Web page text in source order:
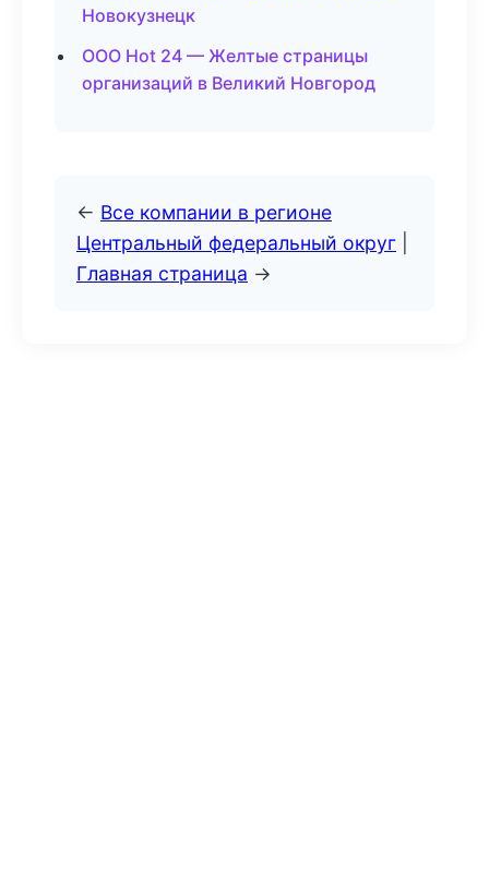
Новокузнецк
ООО Hot 24 — Желтые страницы
организаций в Великий Новгород
← Все компании в регионе
Центральный федеральный округ
Главная страница →